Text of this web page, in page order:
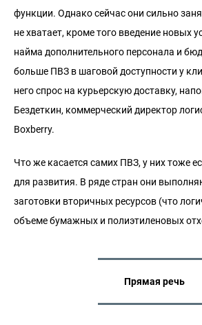
функции. Однако сейчас они сильно
не хватает, кроме того введение новых
найма дополнительного персонала и
больше ПВЗ в шаговой доступности у
него спрос на курьерскую доставку,
Бездеткин, коммерческий директор
Boxberry.
Что же касается самих ПВЗ, у них тоже
для развития. В ряде стран они
заготовки вторичных ресурсов (что
объеме бумажных и полиэтиленовых
Прямая речь